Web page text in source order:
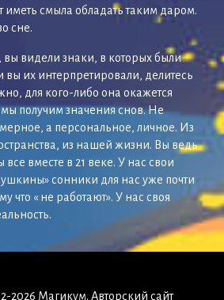
иметь смыла обладать таким даром.
сне.
вы видели знаки, в которых были
вы их интерпретировали, делитесь
для кого-либо она окажется
мы получим значения снов. Не
а персональное, личное. Из
из нашей жизни. Вы ведь
вместе в 21 веке. У нас свои
сонники для нас уже почти
что « не работают». У нас своя
2026 Магикум. Авторский сайт